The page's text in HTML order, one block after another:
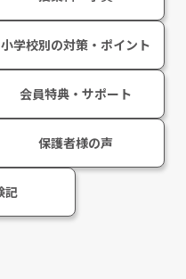
小学校別の対策・ポイント
会員特典・サポート
保護者様の声
記